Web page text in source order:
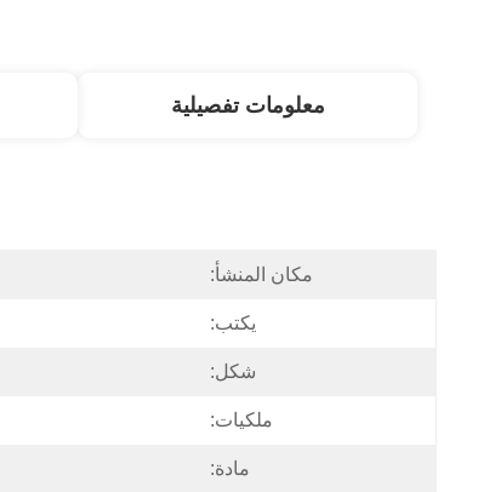
معلومات تفصيلية
مكان المنشأ:
يكتب:
شكل:
ملكيات:
مادة: